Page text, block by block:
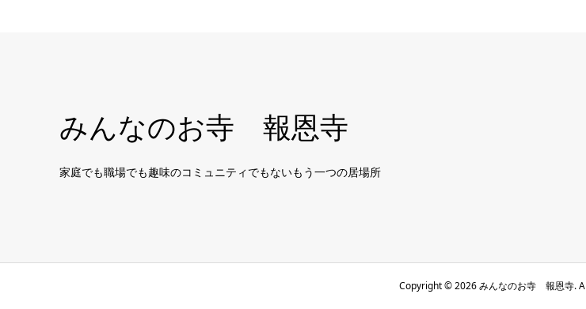
みんなのお寺 報恩寺
家庭でも職場でも趣味のコミュニティでもないもう一つの居場所
Copyright ©2026みんなのお寺 報恩寺.